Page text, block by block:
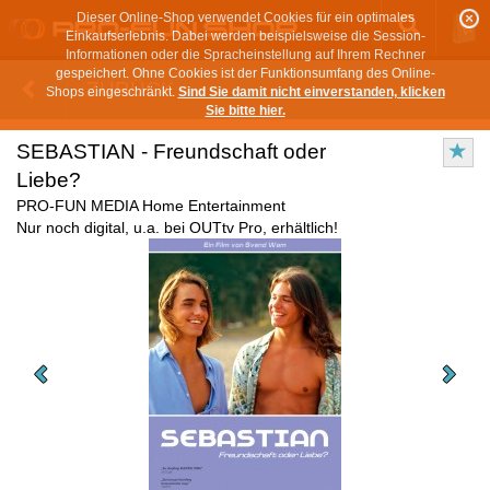
Dieser Online-Shop verwendet Cookies für ein optimales
Einkaufserlebnis. Dabei werden beispielsweise die Session-
Informationen oder die Spracheinstellung auf Ihrem Rechner
gespeichert. Ohne Cookies ist der Funktionsumfang des Online-
Shops eingeschränkt. Sind Sie damit nicht einverstanden, klicken
Sie bitte hier.
ZURÜCK
SEBASTIAN - Freundschaft oder
Liebe?
PRO-FUN MEDIA Home Entertainment
Nur noch digital, u.a. bei OUTtv Pro, erhältlich!